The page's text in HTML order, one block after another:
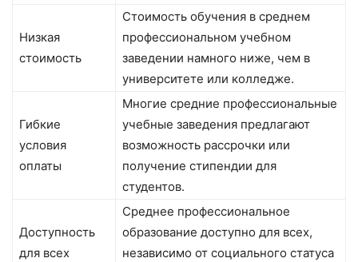
Низкая
стоимость
Стоимость обучения в среднем
профессиональном учебном
заведении намного ниже, чем в
университете или колледже.
Гибкие
условия
оплаты
Многие средние профессиональные
учебные заведения предлагают
возможность рассрочки или
получение стипендии для
студентов.
Доступность
для всех
Среднее профессиональное
образование доступно для всех,
независимо от социального статуса